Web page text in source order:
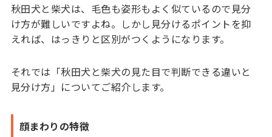
秋田犬と柴犬は、毛色も姿形もよく似ているので見分
け方が難しいですよね。しかし見分けるポイントを抑
えれば、はっきりと区別がつくようになります。
それでは「秋田犬と柴犬の見た目で判断できる違いと
見分け方」についてご紹介します。
顔まわりの特徴